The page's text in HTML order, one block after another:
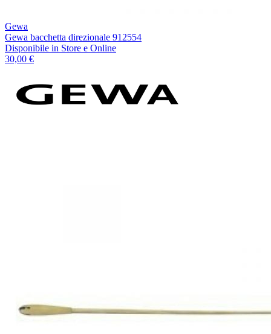
Gewa
Gewa bacchetta direzionale 912554
Disponibile in Store e Online
30,00 €